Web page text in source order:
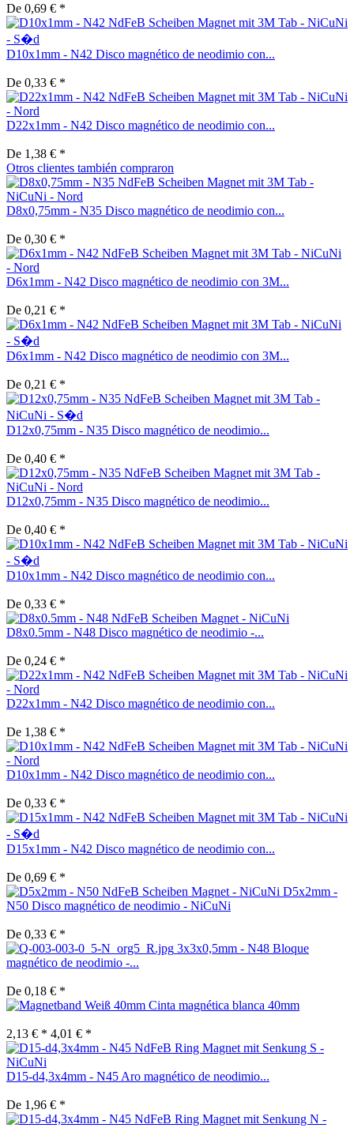
De 0,69 € *
D10x1mm - N42 Disco magnético de neodimio con...
De 0,33 € *
D22x1mm - N42 Disco magnético de neodimio con...
De 1,38 € *
Otros clientes también compraron
D8x0,75mm - N35 Disco magnético de neodimio con...
De 0,30 € *
D6x1mm - N42 Disco magnético de neodimio con 3M...
De 0,21 € *
D6x1mm - N42 Disco magnético de neodimio con 3M...
De 0,21 € *
D12x0,75mm - N35 Disco magnético de neodimio...
De 0,40 € *
D12x0,75mm - N35 Disco magnético de neodimio...
De 0,40 € *
D10x1mm - N42 Disco magnético de neodimio con...
De 0,33 € *
D8x0.5mm - N48 Disco magnético de neodimio -...
De 0,24 € *
D22x1mm - N42 Disco magnético de neodimio con...
De 1,38 € *
D10x1mm - N42 Disco magnético de neodimio con...
De 0,33 € *
D15x1mm - N42 Disco magnético de neodimio con...
De 0,69 € *
D5x2mm -
N50 Disco magnético de neodimio - NiCuNi
De 0,33 € *
3x3x0,5mm - N48 Bloque
magnético de neodimio -...
De 0,18 € *
Cinta magnética blanca 40mm
2,13 € * 4,01 € *
D15-d4,3x4mm - N45 Aro magnético de neodimio...
De 1,96 € *